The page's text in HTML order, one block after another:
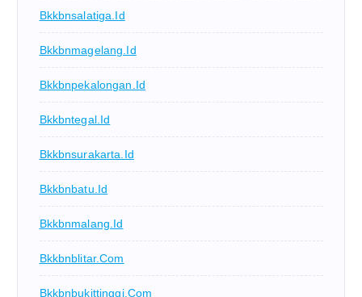
Bkkbnsalatiga.id
Bkkbnmagelang.id
Bkkbnpekalongan.id
Bkkbntegal.id
Bkkbnsurakarta.id
Bkkbnbatu.id
Bkkbnmalang.id
Bkkbnblitar.com
Bkkbnbukittinggi.com